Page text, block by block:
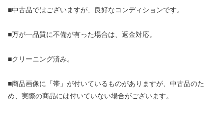
■中古品ではございますが、良好なコンディションです。
■万が一品質に不備が有った場合は、返金対応。
■クリーニング済み。
■商品画像に「帯」が付いているものがありますが、中古品のた
め、実際の商品には付いていない場合がございます。